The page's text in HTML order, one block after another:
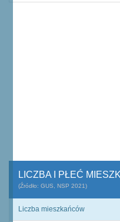
LICZBA I PŁEĆ
(Źródło: GUS, NSP 2021)
Liczba mieszkańców